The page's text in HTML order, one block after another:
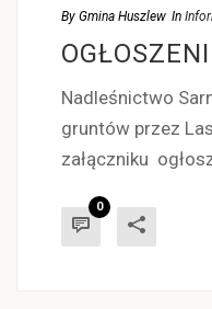
By Gmina Huszlew In
Nadleśnictwo
gruntów przez
załączniku
0